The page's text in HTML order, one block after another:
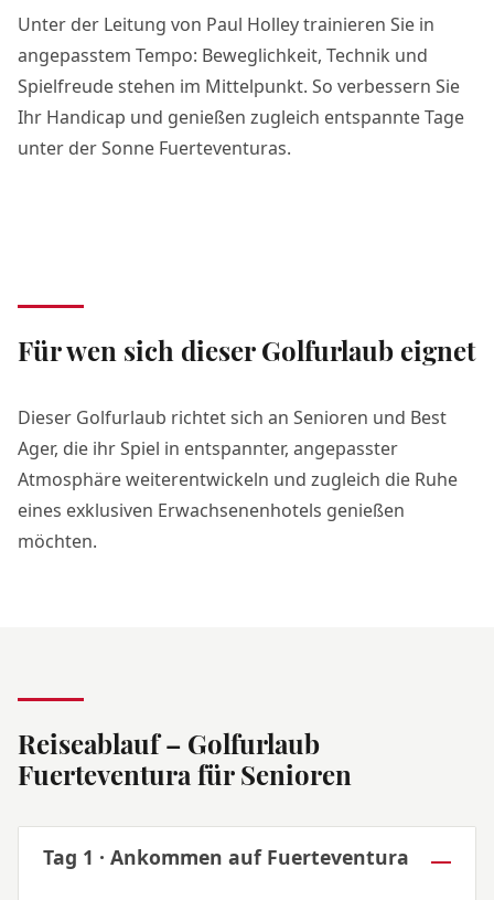
Unter der Leitung von Paul Holley trainieren Sie in
angepasstem Tempo: Beweglichkeit, Technik und
Spielfreude stehen im Mittelpunkt. So verbessern Sie
Ihr Handicap und genießen zugleich entspannte Tage
unter der Sonne Fuerteventuras.
Für wen sich dieser Golfurlaub eignet
Dieser Golfurlaub richtet sich an Senioren und Best
Ager, die ihr Spiel in entspannter, angepasster
Atmosphäre weiterentwickeln und zugleich die Ruhe
eines exklusiven Erwachsenenhotels genießen
möchten.
Reiseablauf – Golfurlaub
Fuerteventura für Senioren
Tag 1 · Ankommen auf Fuerteventura